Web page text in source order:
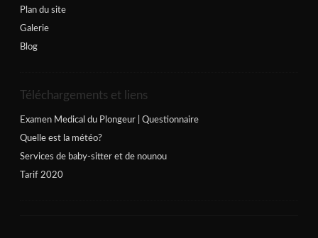
Plan du site
Galerie
Blog
Téléchargements et liens
Examen Medical du Plongeur | Questionnaire
Quelle est la météo?
Services de baby-sitter et de nounou
Tarif 2020